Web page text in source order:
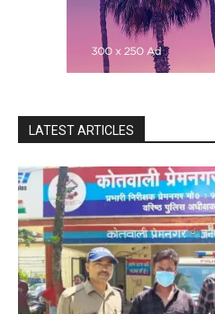
LATEST ARTICLES